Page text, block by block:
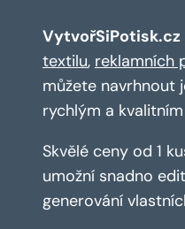
VytvořSiPotisk.cz
textilu, reklamních
můžete navrhnout
rychlým a
Skvělé ceny od 1
umožní snadno
generování